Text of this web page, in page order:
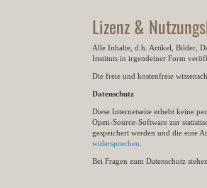
Lizenz &
Alle Inhalte, d.h. Artikel, Bilder,
Instituts in irgendeiner Form
Die freie und kostenfreie
Datenschutz
Diese Internetseite erhebt keine
Open-Source-Software zur
gespeichert werden und die eine
widersprechen
Bei Fragen zum Datenschutz